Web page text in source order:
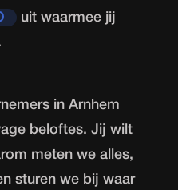
uit waarmee jij
in Arnhem
beloftes. Jij wilt
meten we alles,
sturen we bij waar